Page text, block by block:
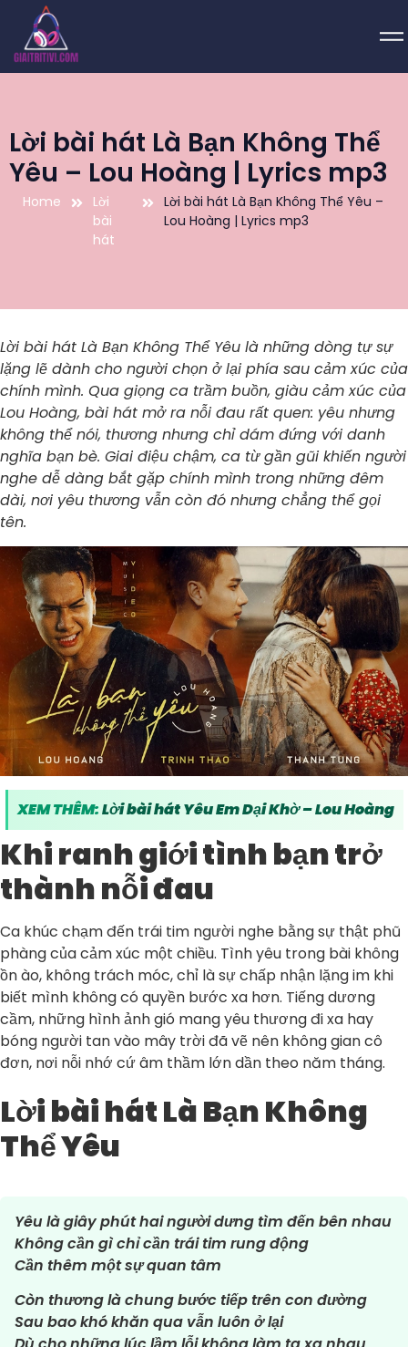
Lời bài hát Là Bạn Không Thể
Yêu – Lou Hoàng | Lyrics mp3
Home
Lời
bài
hát
Lời bài hát Là Bạn Không Thể Yêu –
Lou Hoàng | Lyrics mp3
Lời bài hát Là Bạn Không Thể Yêu là những dòng tự sự
lặng lẽ dành cho người chọn ở lại phía sau cảm xúc của
chính mình. Qua giọng ca trầm buồn, giàu cảm xúc của
Lou Hoàng, bài hát mở ra nỗi đau rất quen: yêu nhưng
không thể nói, thương nhưng chỉ dám đứng với danh
nghĩa bạn bè. Giai điệu chậm, ca từ gần gũi khiến người
nghe dễ dàng bắt gặp chính mình trong những đêm
dài, nơi yêu thương vẫn còn đó nhưng chẳng thể gọi
tên.
XEM THÊM:Lời bài hát Yêu Em Dại Khờ – Lou Hoàng
Khi ranh giới tình bạn trở
thành nỗi đau
Ca khúc chạm đến trái tim người nghe bằng sự thật phũ
phàng của cảm xúc một chiều. Tình yêu trong bài không
ồn ào, không trách móc, chỉ là sự chấp nhận lặng im khi
biết mình không có quyền bước xa hơn. Tiếng dương
cầm, những hình ảnh gió mang yêu thương đi xa hay
bóng người tan vào mây trời đã vẽ nên không gian cô
đơn, nơi nỗi nhớ cứ âm thầm lớn dần theo năm tháng.
Lời bài hát Là Bạn Không
Thể Yêu
Yêu là giây phút hai người dưng tìm đến bên nhau
Không cần gì chỉ cần trái tim rung động
Cần thêm một sự quan tâm
Còn thương là chung bước tiếp trên con đường
Sau bao khó khăn qua vẫn luôn ở lại